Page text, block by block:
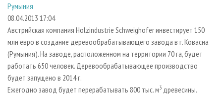
ПРОИЗВОДСТВО ДРЕВЕСНЫХ ПЛИТ
ДЕРЕВЯННОЕ ДОМОСТРОЕНИЕ
ПРОИЗВОДСТВО МЕБЕЛИ
БИОЭНЕРГЕТИКА
ЦБП
ИНСТРУМЕНТ И МАТЕРИАЛЫ
МОБИЛЬНЫЕ ВЫСТАВКИ
ОФИЦИАЛЬНЫЕ ДЕЛЕГАЦИИ
ПРИОРИТЕТНЫЕ ИНВЕСТПРОЕКТЫ
RUSSIAN FORESTRY REVIEW
ГАЗЕТА ЛЕСПРОМФОРУМ
БИБЛИОТЕКА СПЕЦИАЛИСТА
РЕКЛАМА НА САЙТЕ
Румыния
08.04.2013 17:04
Австрийская компания Holzindustrie Schweighofer инвестирует 150
млн евро в создание деревообрабатывающего завода в г. Ковасна
(Румыния). На заводе, расположенном на территории 70 га, будет
работать 650 человек. Деревообрабатывающее производство
будет запущено в 2014 г.
Ежегодно завод будет перерабатывать 800 тыс. м3 древесины.